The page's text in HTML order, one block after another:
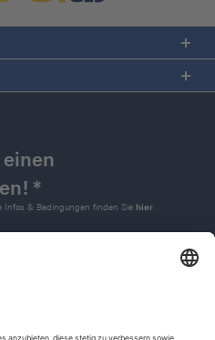
*
Infos & Bedingungen finden Sie hier.